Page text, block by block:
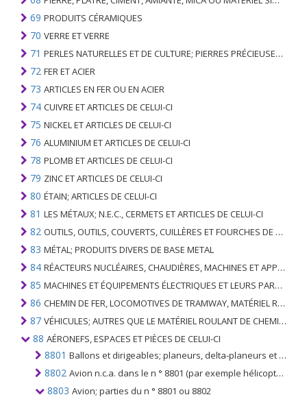
69 PRODUITS CÉRAMIQUES
70 VERRE ET VERRE
71 PERLES NATURELLES ET DE CULTURE; PIERRES PRÉCIEUSES, SEMI-PRÉCIEUSES; MÉTAUX PRÉCIEUX, PLAQUÉS OU DOUBLÉS DE MÉTAUX PRÉCIEUX ET OUVRAGES EN CES MATIÈRES; IMITATION BIJOUTERIE; PIÈCE DE MONNAIE
72 FER ET ACIER
73 ARTICLES EN FER OU EN ACIER
74 CUIVRE ET ARTICLES DE CELUI-CI
75 NICKEL ET ARTICLES DE CELUI-CI
76 ALUMINIUM ET ARTICLES DE CELUI-CI
78 PLOMB ET ARTICLES DE CELUI-CI
79 ZINC ET ARTICLES DE CELUI-CI
80 ÉTAIN; ARTICLES DE CELUI-CI
81 LES MÉTAUX; N.E.C., CERMETS ET ARTICLES DE CELUI-CI
82 OUTILS, OUTILS, COUVERTS, CUILLÈRES ET FOURCHES DE MÉTAUX DE BASE; PARTIES DE CELLES-CI, EN METAL DE BASE
83 MÉTAL; PRODUITS DIVERS DE BASE METAL
84 RÉACTEURS NUCLÉAIRES, CHAUDIÈRES, MACHINES ET APPAREILS MÉCANIQUES; PARTIES DE CELLES-CI
85 MACHINES ET ÉQUIPEMENTS ÉLECTRIQUES ET LEURS PARTIES; ENREGISTREURS ET REPRODUCTEURS SONORES; APPAREILS D'ENREGISTREMENT OU DE REPRODUCTION DES IMAGES ET DU SON EN TÉLÉVISION, PIÈCES ET ACCESSOIRES DE TELS ARTICLES
86 CHEMIN DE FER, LOCOMOTIVES DE TRAMWAY, MATÉRIEL ROULANT ET LEURS PARTIES; RACCORDS DE CHEMIN DE FER OU DE TRAMWAY ET RACCORDS ET PIÈCES DE CELLES-CI; ÉQUIPEMENT DE SIGNALISATION DE TRAFIC MÉCANIQUE (Y COMPRIS ÉLECTRO-MÉCANIQUE) DE TOUS TYPES
87 VÉHICULES; AUTRES QUE LE MATÉRIEL ROULANT DE CHEMIN DE FER OU DE TRAMWAY, ET LEURS PIÈCES ET ACCESSOIRES
88 AÉRONEFS, ESPACES ET PIÈCES DE CELUI-CI
8801 Ballons et dirigeables; planeurs, delta-planeurs et autres aéronefs non motorisés.
8802 Avion n.c.a. dans le n ° 8801 (par exemple hélicoptères, avions); engins spatiaux (y compris les satellites) et lanceurs suborbitaux et spatiaux
8803 Avion; parties du n ° 8801 ou 8802